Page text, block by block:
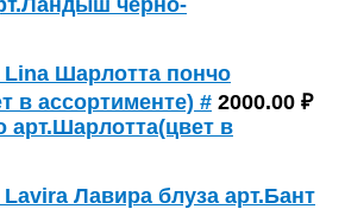
Шарлотта пончо
в ассортименте) # 2000.00 ₽
Лавира блуза арт.Бант